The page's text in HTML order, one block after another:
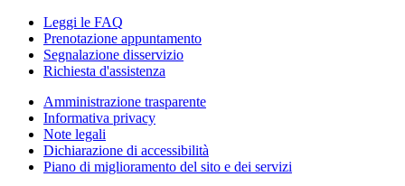
Leggi le FAQ
Prenotazione appuntamento
Segnalazione disservizio
Richiesta d'assistenza
Amministrazione trasparente
Informativa privacy
Note legali
Dichiarazione di accessibilità
Piano di miglioramento del sito e dei servizi